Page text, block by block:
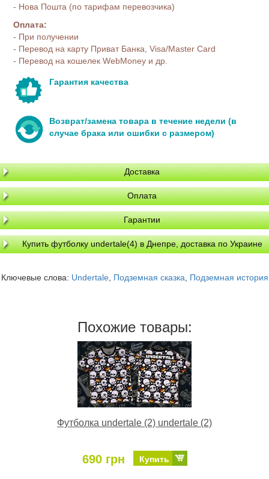
- Нова Пошта (по тарифам перевозчика)
Оплата:
- При получении
- Перевод на карту Приват Банка, Visa/Master Card
- Перевод на кошелек WebMoney и др.
Гарантия качества
Возврат/замена товара в течение недели (в
случае брака или ошибки с размером)
Доставка
Оплата
Гарантии
Купить футболку undertale(4) в Днепре, доставка по Украине
Ключевые слова: Undertale, Подземная сказка Подземная история
Похожие товары:
Футболка undertale (2) undertale (2)
690 грн Купить